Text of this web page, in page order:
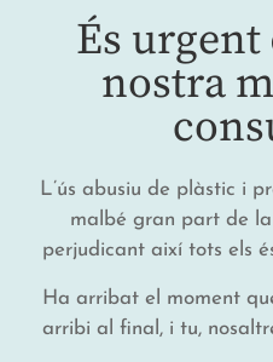
És urgent
nostra
L’ús abusiu de plàstic i
malbé gran part de
perjudicant així tots els
Ha arribat el moment
arribi al final, i tu,